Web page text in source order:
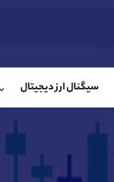
سیگنال ارز دیجیتال